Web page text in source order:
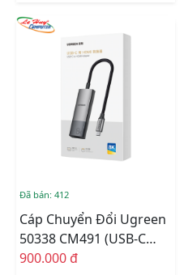
Đã bán: 412
Cáp Chuyển Đổi Ugreen
50338 CM491 (USB-C
Sang HDMI, 7cm, 8K
900.000 đ